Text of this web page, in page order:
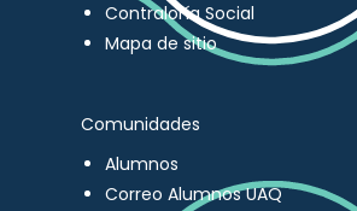
Contraloría Social
Mapa de sitio
Comunidades
Alumnos
Correo Alumnos UAQ